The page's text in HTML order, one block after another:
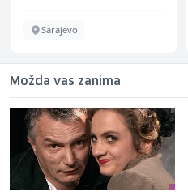
Sarajevo
Možda vas zanima